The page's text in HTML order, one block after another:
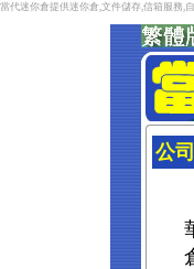
當代迷你倉提供迷你倉,文件儲存,信箱服務,
公